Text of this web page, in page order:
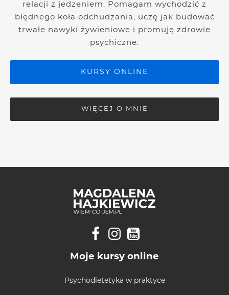
relacji z jedzeniem. Pomagam wychodzić z
błędnego koła odchudzania, uczę jak budować
trwałe nawyki żywieniowe i promuję zdrowie
psychiczne.
KURSY ONLINE
WIĘCEJ O MNIE
Moje kursy online
Psychodietetyka w praktyce